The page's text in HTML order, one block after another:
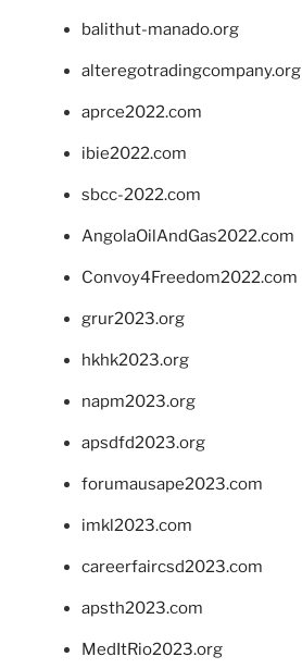
balithut-manado.org
alteregotradingcompany.org
aprce2022.com
ibie2022.com
sbcc-2022.com
AngolaOilAndGas2022.com
Convoy4Freedom2022.com
grur2023.org
hkhk2023.org
napm2023.org
apsdfd2023.org
forumausape2023.com
imkl2023.com
careerfaircsd2023.com
apsth2023.com
MedItRio2023.org